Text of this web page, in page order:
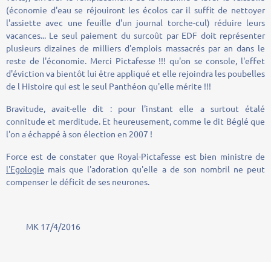
(économie d'eau se réjouiront les écolos car il suffit de nettoyer
l'assiette avec une feuille d'un journal torche-cul) réduire leurs
vacances... Le seul paiement du surcoût par EDF doit représenter
plusieurs dizaines de milliers d'emplois massacrés par an dans le
reste de l'économie. Merci Pictafesse !!! qu'on se console, l'effet
d'éviction va bientôt lui être appliqué et elle rejoindra les poubelles
de l Histoire qui est le seul Panthéon qu'elle mérite !!!
Bravitude, avait-elle dit : pour l'instant elle a surtout étalé
connitude et merditude. Et heureusement, comme le dit Béglé que
l'on a échappé à son élection en 2007 !
Force est de constater que Royal-Pictafesse est bien ministre de
l'Egologie mais que l'adoration qu'elle a de son nombril ne peut
compenser le déficit de ses neurones.
MK 17/4/2016